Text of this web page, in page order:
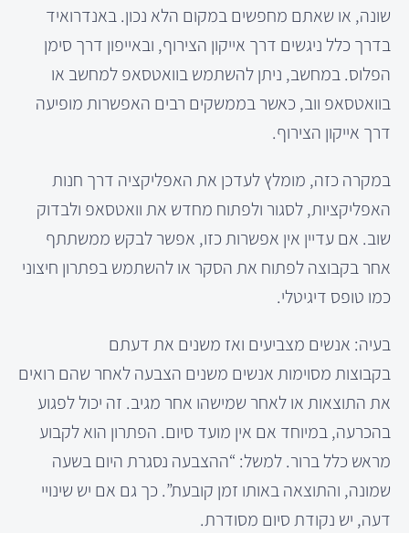
שונה, או שאתם מחפשים במקום הלא נכון. באנדרואיד
בדרך כלל ניגשים דרך אייקון הצירוף, ובאייפון דרך סימן
הפלוס. במחשב, ניתן להשתמש בוואטסאפ למחשב או
בוואטסאפ ווב, כאשר בממשקים רבים האפשרות מופיעה
דרך אייקון הצירוף.
במקרה כזה, מומלץ לעדכן את האפליקציה דרך חנות
האפליקציות, לסגור ולפתוח מחדש את וואטסאפ ולבדוק
שוב. אם עדיין אין אפשרות כזו, אפשר לבקש ממשתתף
אחר בקבוצה לפתוח את הסקר או להשתמש בפתרון חיצוני
כמו טופס דיגיטלי.
בעיה: אנשים מצביעים ואז משנים את דעתם
בקבוצות מסוימות אנשים משנים הצבעה לאחר שהם רואים
את התוצאות או לאחר שמישהו אחר מגיב. זה יכול לפגוע
בהכרעה, במיוחד אם אין מועד סיום. הפתרון הוא לקבוע
מראש כלל ברור. למשל: “ההצבעה נסגרת היום בשעה
שמונה, והתוצאה באותו זמן קובעת”. כך גם אם יש שינויי
דעה, יש נקודת סיום מסודרת.